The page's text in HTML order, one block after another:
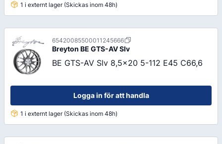
1 i externt lager (Skickas inom 48h)
65420085500011245666
Breyton BE GTS-AV Slv
BE GTS-AV Slv 8,5x20 5-112 E45 C66,6
Logga in för att handla
1 i externt lager (Skickas inom 48h)